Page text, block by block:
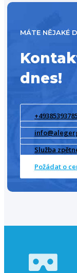
MÁTE NĚJAKÉ
dnes!
Služba
Požádat o